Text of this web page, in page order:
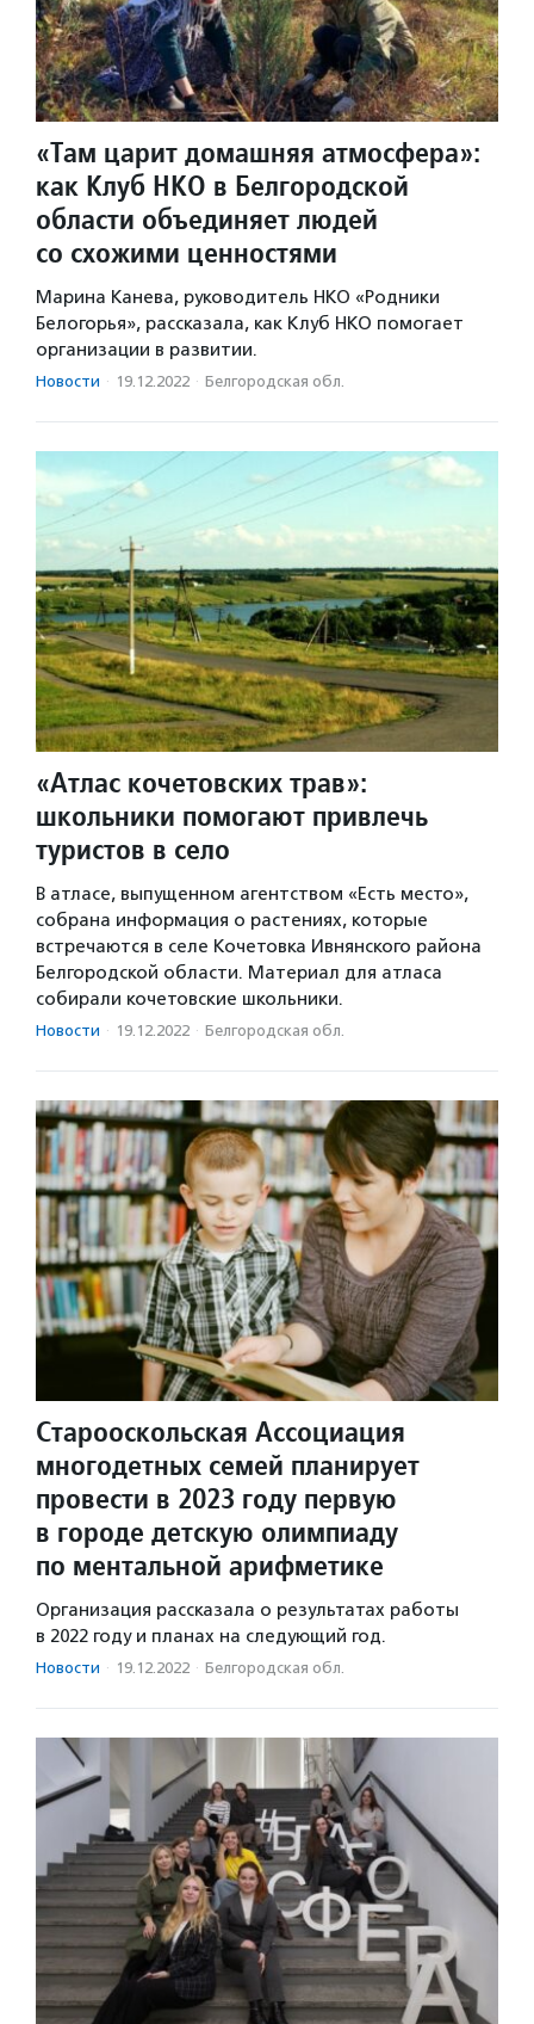
«Там царит домашняя атмосфера»:
как Клуб НКО в Белгородской
области объединяет людей
со схожими ценностями
Марина Канева, руководитель НКО «Родники
Белогорья», рассказала, как Клуб НКО помогает
организации в развитии.
Новости · 19.12.2022 · Белгородская обл.
«Атлас кочетовских трав»:
школьники помогают привлечь
туристов в село
В атласе, выпущенном агентством «Есть место»,
собрана информация о растениях, которые
встречаются в селе Кочетовка Ивнянского района
Белгородской области. Материал для атласа
собирали кочетовские школьники.
Новости · 19.12.2022 · Белгородская обл.
Старооскольская Ассоциация
многодетных семей планирует
провести в 2023 году первую
в городе детскую олимпиаду
по ментальной арифметике
Организация рассказала о результатах работы
в 2022 году и планах на следующий год.
Новости · 19.12.2022 · Белгородская обл.